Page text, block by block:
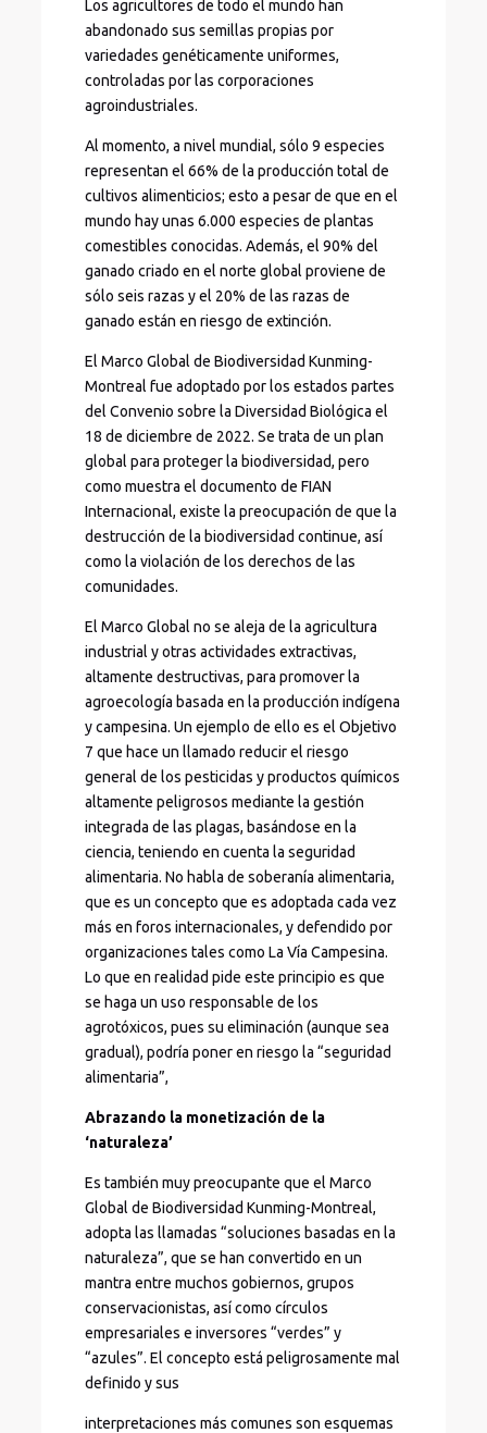
Los agricultores de todo el mundo han
abandonado sus semillas propias por
variedades genéticamente uniformes,
controladas por las corporaciones
agroindustriales.
Al momento, a nivel mundial, sólo 9 especies
representan el 66% de la producción total de
cultivos alimenticios; esto a pesar de que en el
mundo hay unas 6.000 especies de plantas
comestibles conocidas. Además, el 90% del
ganado criado en el norte global proviene de
sólo seis razas y el 20% de las razas de
ganado están en riesgo de extinción.
El Marco Global de Biodiversidad Kunming-
Montreal fue adoptado por los estados partes
del Convenio sobre la Diversidad Biológica el
18 de diciembre de 2022. Se trata de un plan
global para proteger la biodiversidad, pero
como muestra el documento de FIAN
Internacional, existe la preocupación de que la
destrucción de la biodiversidad continue, así
como la violación de los derechos de las
comunidades.
El Marco Global no se aleja de la agricultura
industrial y otras actividades extractivas,
altamente destructivas, para promover la
agroecología basada en la producción indígena
y campesina. Un ejemplo de ello es el Objetivo
7 que hace un llamado reducir el riesgo
general de los pesticidas y productos químicos
altamente peligrosos mediante la gestión
integrada de las plagas, basándose en la
ciencia, teniendo en cuenta la seguridad
alimentaria. No habla de soberanía alimentaria,
que es un concepto que es adoptada cada vez
más en foros internacionales, y defendido por
organizaciones tales como La Vía Campesina.
Lo que en realidad pide este principio es que
se haga un uso responsable de los
agrotóxicos, pues su eliminación (aunque sea
gradual), podría poner en riesgo la “seguridad
alimentaria”,
Abrazando la monetización de la
‘naturaleza’
Es también muy preocupante que el Marco
Global de Biodiversidad Kunming-Montreal,
adopta las llamadas “soluciones basadas en la
naturaleza”, que se han convertido en un
mantra entre muchos gobiernos, grupos
conservacionistas, así como círculos
empresariales e inversores “verdes” y
“azules”. El concepto está peligrosamente mal
definido y sus
interpretaciones más comunes son esquemas